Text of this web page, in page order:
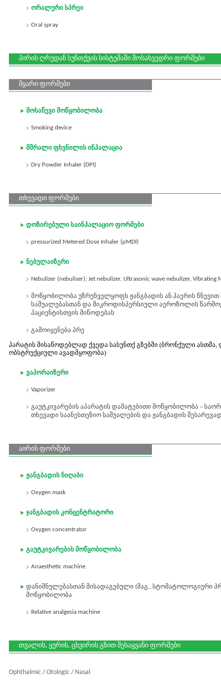
ორალური სპრეი
Oral spray
პირის ღრუდან სუნთქვის სისტემაში მოსახვედრი ფორმები
მყარი ფორმები
მოსაწევი მოწყობილობა
Smoking device
მშრალი ფხვნილის ინჰალაცია
Dry Powder Inhaler (DPI)
თხევადი ფორმები
დოზირებული საინჰალაციო ფორმები
pressurized Metered Dose Inhaler (pMDI)
ნებულაიზერი
Nebulizer (nebuliser); Jet nebulizer, Ultrasonic wave nebulizer, Vibrating
მოწყობილობა უზრუნველყოფს ჟანგბადის ან ჰაერის
საშუალებასთან და მიკროდისპერსიული აეროზოლის
პაციენტისთვის მიწოდებას
გამოიყენება პრე
პარატის მისაწოდებლად ქვედა სასუნთქ გზებში (ბრონქული
ობსტრუქციული ავადმყოფობა)
ვაპორაიზერი
Vaporizer
გაუტკივარების აპარატის დამატებითი მოწყობილობა –
თხევადი საანესთეზიო საშუალების და ჟანგბადის
აირის ფორმები
ჟანგბადის ნიღაბი
Oxygen mask
ჯანგბადის კონცენტრატორი
Oxygen concentrator
გაუტკივარების მოწყობილობა
Anaesthetic machine
დანიშნულებასთან მისადაგებული (მაგ., სტომატოლოგიური
მოწყობილობა
Relative analgesia machine
თვალის, ყურის, ცხვირის გზით შესაყვანი ფორმები
Ophthalmic / Otologic / Nasal